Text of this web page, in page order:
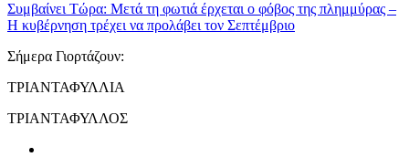
Συμβαίνει Τώρα: Μετά τη φωτιά έρχεται ο φόβος της πλημμύρας –
Η κυβέρνηση τρέχει να προλάβει τον Σεπτέμβριο
Σήμερα Γιορτάζουν:
ΤΡΙΑΝΤΑΦΥΛΛΙΑ
ΤΡΙΑΝΤΑΦΥΛΛΟΣ